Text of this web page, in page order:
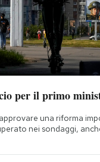
per il primo
una riforma
nei sondaggi,